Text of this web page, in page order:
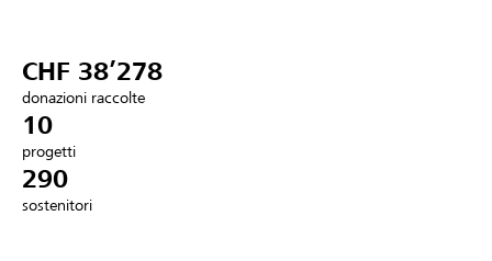
Collegarsi
CHF 38’278
donazioni raccolte
10
progetti
290
sostenitori